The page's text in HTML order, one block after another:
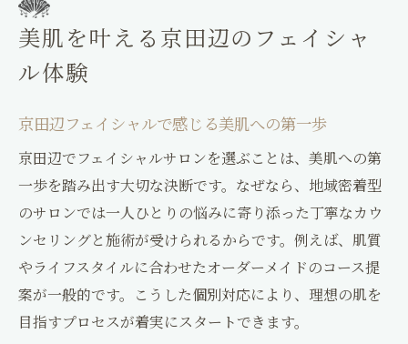
京田辺フェイシャル体験が生活に与える影
響
フェイシャル選びで理想の生活環境を手に入れ
る
京田辺フェイシャルと生活環境のバランス
術
京田辺フェイシャル選びで暮らしを快適に
理想の生活を叶える京田辺フェイシャルの
探し方
美肌を叶える京田辺のフェイシャ
ル体験
京田辺フェイシャルで感じる美肌への第一歩
京田辺でフェイシャルサロンを選ぶことは、美肌への第
一歩を踏み出す大切な決断です。なぜなら、地域密着型
のサロンでは一人ひとりの悩みに寄り添った丁寧なカウ
ンセリングと施術が受けられるからです。例えば、肌質
やライフスタイルに合わせたオーダーメイドのコース提
案が一般的です。こうした個別対応により、理想の肌を
目指すプロセスが着実にスタートできます。